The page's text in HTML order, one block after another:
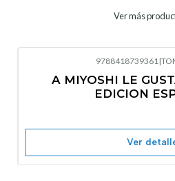
Ver más
9788418739361 |
A MIYOSHI LE
EDICION
Ver